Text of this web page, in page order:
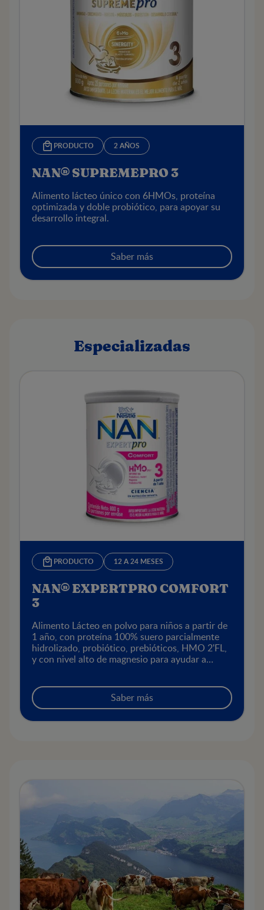
PRODUCTO 2 AÑOS
NAN® SUPREMEPRO 3
Alimento lácteo único con 6HMOs, proteína
optimizada y doble probiótico, para apoyar su
desarrollo integral.
Saber más
Especializadas
PRODUCTO 12 A 24 MESES
NAN® EXPERTPRO COMFORT
3
Alimento Lácteo en polvo para niños a partir de
1 año, con proteína 100% suero parcialmente
hidrolizado, probiótico, prebióticos, HMO 2'FL,
y con nivel alto de magnesio para ayudar a
Saber más